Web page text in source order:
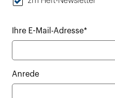
Ihre E-Mail-Adresse*
Anrede